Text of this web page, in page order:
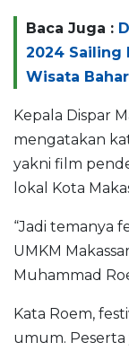
Baca Juga :
2024 Sailing
Wisata
Kepala Dispar
mengatakan
yakni film
lokal Kota
“Jadi temanya
UMKM
Muhammad
Kata Roem,
umum.